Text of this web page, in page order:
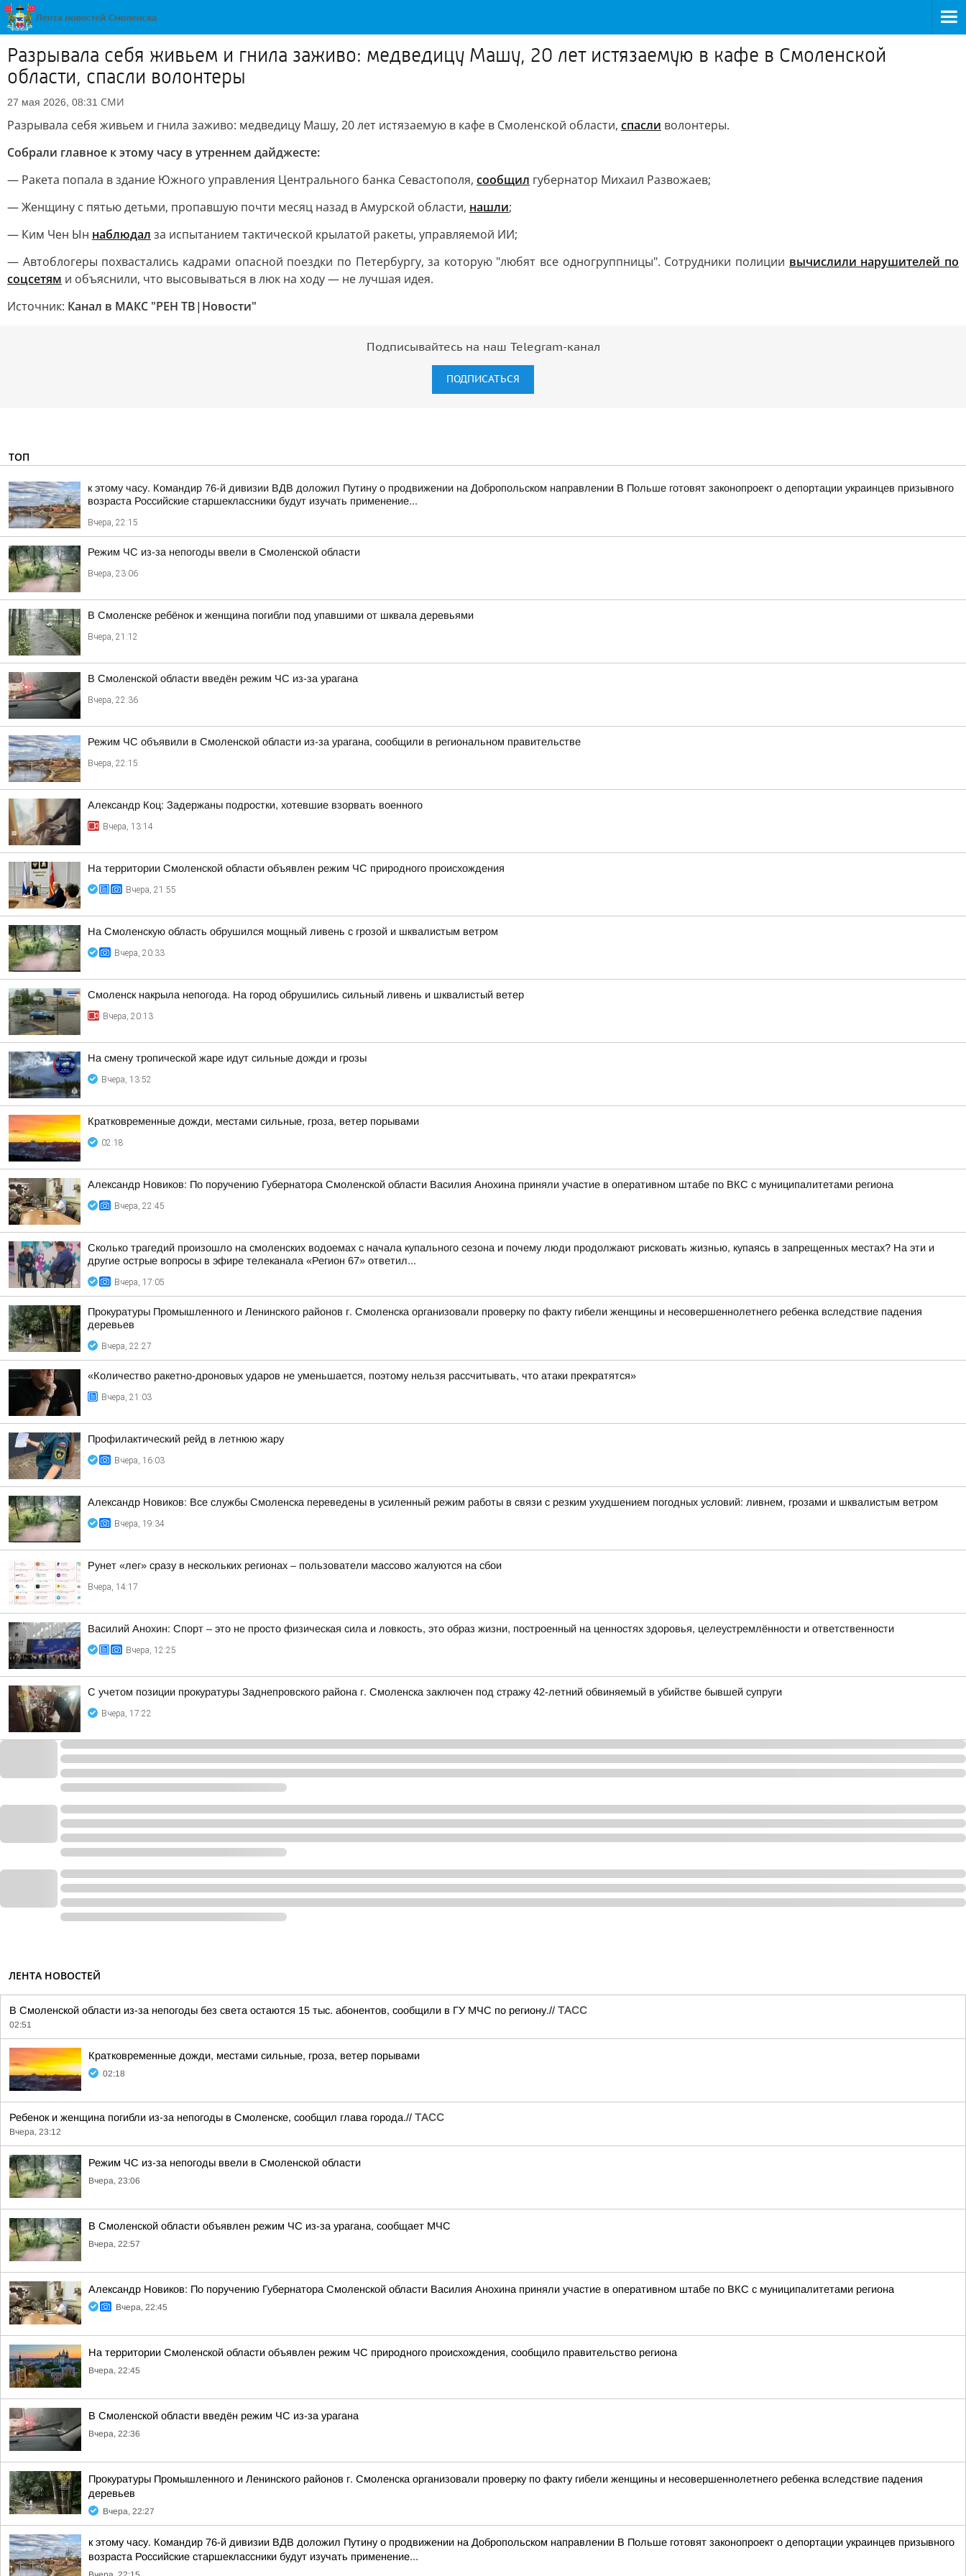
Разрывала себя живьем и гнила заживо: медведицу Машу, 20 лет истязаемую в кафе в Смоленской
области, спасли волонтеры
27 мая 2026, 08:31 СМИ
Разрывала себя живьем и гнила заживо: медведицу Машу, 20 лет истязаемую в кафе в Смоленской области, спасли волонтеры.
Собрали главное к этому часу в утреннем дайджесте:
— Ракета попала в здание Южного управления Центрального банка Севастополя, сообщил губернатор Михаил Развожаев;
— Женщину с пятью детьми, пропавшую почти месяц назад в Амурской области, нашли;
— Ким Чен Ын наблюдал за испытанием тактической крылатой ракеты, управляемой ИИ;
— Автоблогеры похвастались кадрами опасной поездки по Петербургу, за которую "любят все одногруппницы". Сотрудники полиции вычислили нарушителей по
соцсетям и объяснили, что высовываться в люк на ходу — не лучшая идея.
Источник: Канал в МАКС "РЕН ТВ|Новости"
Подписывайтесь на наш Telegram-канал
ПОДПИСАТЬСЯ
ТОП
к этому часу. Командир 76-й дивизии ВДВ доложил Путину о продвижении на Добропольском направлении В Польше готовят законопроект о депортации украинцев призывного
возраста Российские старшеклассники будут изучать применение...
Вчера, 22:15
Режим ЧС из-за непогоды ввели в Смоленской области
Вчера, 23:06
В Смоленске ребёнок и женщина погибли под упавшими от шквала деревьями
Вчера, 21:12
В Смоленской области введён режим ЧС из-за урагана
Вчера, 22:36
Режим ЧС объявили в Смоленской области из-за урагана, сообщили в региональном правительстве
Вчера, 22:15
Александр Коц: Задержаны подростки, хотевшие взорвать военного
Вчера, 13:14
На территории Смоленской области объявлен режим ЧС природного происхождения
Вчера, 21:55
На Смоленскую область обрушился мощный ливень с грозой и шквалистым ветром
Вчера, 20:33
Смоленск накрыла непогода. На город обрушились сильный ливень и шквалистый ветер
Вчера, 20:13
На смену тропической жаре идут сильные дожди и грозы
Вчера, 13:52
Кратковременные дожди, местами сильные, гроза, ветер порывами
02:18
Александр Новиков: По поручению Губернатора Смоленской области Василия Анохина приняли участие в оперативном штабе по ВКС с муниципалитетами региона
Вчера, 22:45
Сколько трагедий произошло на смоленских водоемах с начала купального сезона и почему люди продолжают рисковать жизнью, купаясь в запрещенных местах? На эти и
другие острые вопросы в эфире телеканала «Регион 67» ответил...
Вчера, 17:05
Прокуратуры Промышленного и Ленинского районов г. Смоленска организовали проверку по факту гибели женщины и несовершеннолетнего ребенка вследствие падения
деревьев
Вчера, 22:27
«Количество ракетно-дроновых ударов не уменьшается, поэтому нельзя рассчитывать, что атаки прекратятся»
Вчера, 21:03
Профилактический рейд в летнюю жару
Вчера, 16:03
Александр Новиков: Все службы Смоленска переведены в усиленный режим работы в связи с резким ухудшением погодных условий: ливнем, грозами и шквалистым ветром
Вчера, 19:34
Рунет «лег» сразу в нескольких регионах – пользователи массово жалуются на сбои
Вчера, 14:17
Василий Анохин: Спорт – это не просто физическая сила и ловкость, это образ жизни, построенный на ценностях здоровья, целеустремлённости и ответственности
Вчера, 12:25
С учетом позиции прокуратуры Заднепровского района г. Смоленска заключен под стражу 42-летний обвиняемый в убийстве бывшей супруги
Вчера, 17:22
ЛЕНТА НОВОСТЕЙ
В Смоленской области из-за непогоды без света остаются 15 тыс. абонентов, сообщили в ГУ МЧС по региону.// ТАСС
02:51
Кратковременные дожди, местами сильные, гроза, ветер порывами
02:18
Ребенок и женщина погибли из-за непогоды в Смоленске, сообщил глава города.// ТАСС
Вчера, 23:12
Режим ЧС из-за непогоды ввели в Смоленской области
Вчера, 23:06
В Смоленской области объявлен режим ЧС из-за урагана, сообщает МЧС
Вчера, 22:57
Александр Новиков: По поручению Губернатора Смоленской области Василия Анохина приняли участие в оперативном штабе по ВКС с муниципалитетами региона
Вчера, 22:45
На территории Смоленской области объявлен режим ЧС природного происхождения, сообщило правительство региона
Вчера, 22:45
В Смоленской области введён режим ЧС из-за урагана
Вчера, 22:36
Прокуратуры Промышленного и Ленинского районов г. Смоленска организовали проверку по факту гибели женщины и несовершеннолетнего ребенка вследствие падения
деревьев
Вчера, 22:27
к этому часу. Командир 76-й дивизии ВДВ доложил Путину о продвижении на Добропольском направлении В Польше готовят законопроект о депортации украинцев призывного
возраста Российские старшеклассники будут изучать применение...